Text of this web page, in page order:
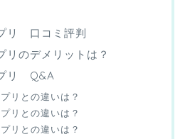
リ 口コミ評判
リのデメリットは？
リ Q&A
リとの違いは？
リとの違いは？
リとの違いは？